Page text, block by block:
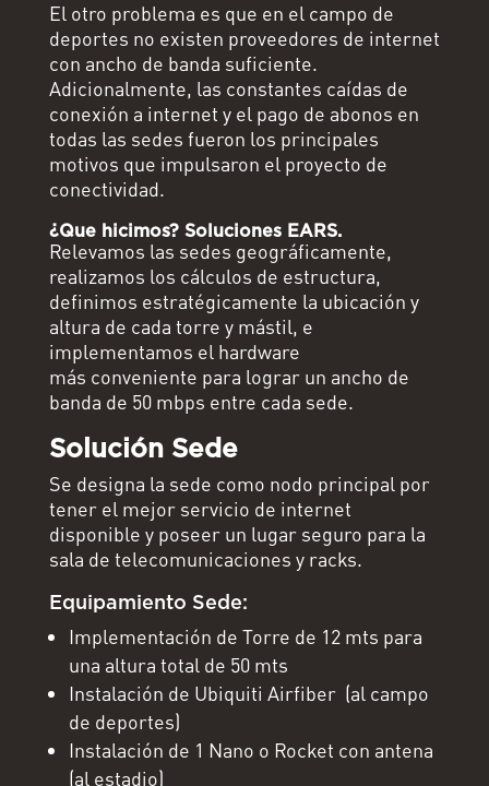
El otro problema es que en el campo de
deportes no existen proveedores de internet
con ancho de banda suficiente.
Adicionalmente, las constantes caídas de
conexión a internet y el pago de abonos en
todas las sedes fueron los principales
motivos que impulsaron el proyecto de
conectividad.
¿Que hicimos? Soluciones EARS.
Relevamos las sedes geográficamente,
realizamos los cálculos de estructura,
definimos estratégicamente la ubicación y
altura de cada torre y mástil, e
implementamos el hardware
más conveniente para lograr un ancho de
banda de 50 mbps entre cada sede.
Solución Sede
Se designa la sede como nodo principal por
tener el mejor servicio de internet
disponible y poseer un lugar seguro para la
sala de telecomunicaciones y racks.
Equipamiento Sede:
Implementación de Torre de 12 mts para
una altura total de 50 mts
Instalación de Ubiquiti Airfiber (al campo
de deportes)
Instalación de 1 Nano o Rocket con antena
(al estadio)